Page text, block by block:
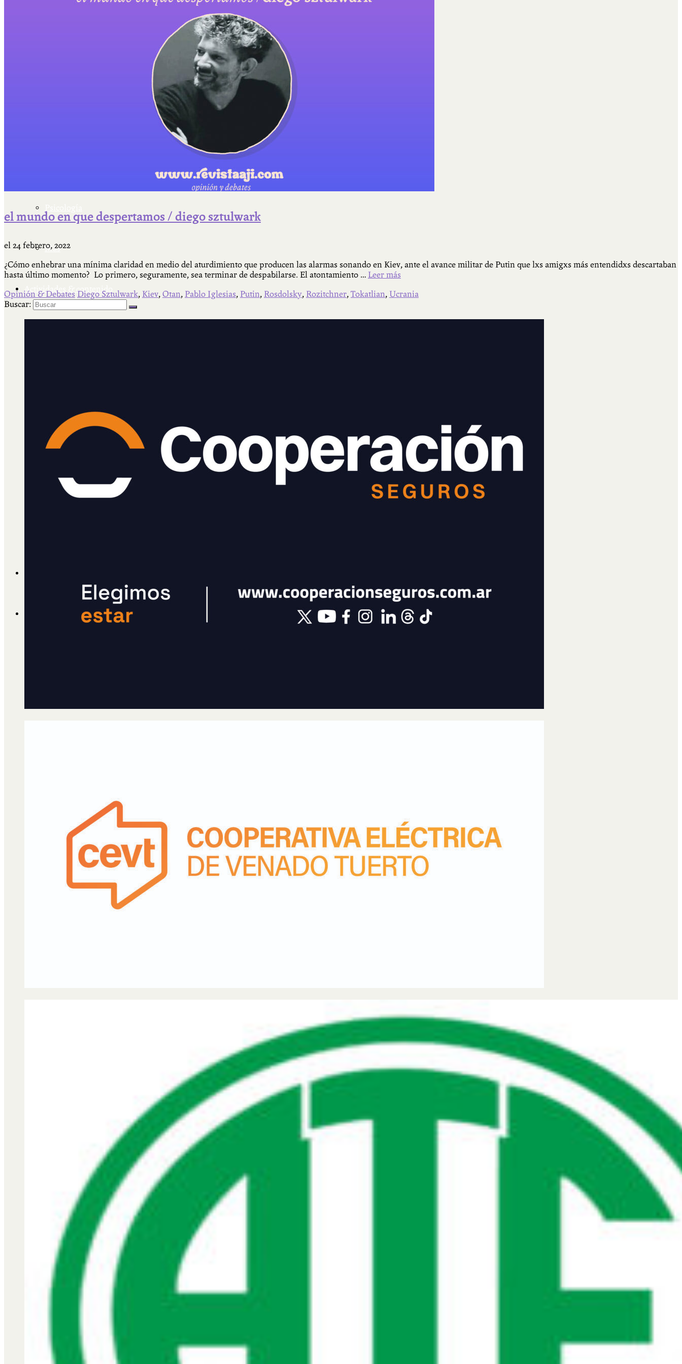
Escriben & participan
Más
Actividades & contenido
Feria del Libro Venado Tuerto 2022-2025
Facultad Libre Venado Tuerto 1990-1994
Cátedra Bailable 2018
el mundo en que despertamos / diego sztulwark
el 24 febrero, 2022
¿Cómo enhebrar una mínima claridad en medio del aturdimiento que producen las alarmas sonando en Kiev, ante el avance militar de Putin que lxs amigxs más entendidxs descartaban
hasta último momento? Lo primero, seguramente, sea terminar de despabilarse. El atontamiento … Leer más
Opinión & Debates Diego Sztulwark, Kiev, Otan, Pablo Iglesias, Putin, Rosdolsky, Rozitchner, Tokatlian, Ucrania
Buscar: